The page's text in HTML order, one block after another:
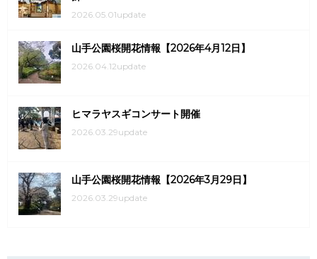
2026.05.01update
山手公園桜開花情報【2026年4月12日】
2026.04.12update
ヒマラヤスギコンサート開催
2026.03.29update
山手公園桜開花情報【2026年3月29日】
2026.03.29update